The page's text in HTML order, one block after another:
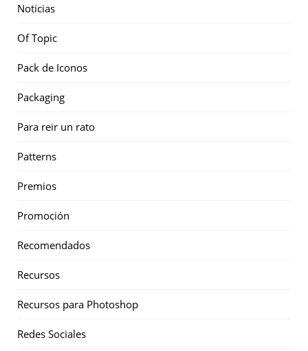
Noticias
Of Topic
Pack de Iconos
Packaging
Para reir un rato
Patterns
Premios
Promoción
Recomendados
Recursos
Recursos para Photoshop
Redes Sociales